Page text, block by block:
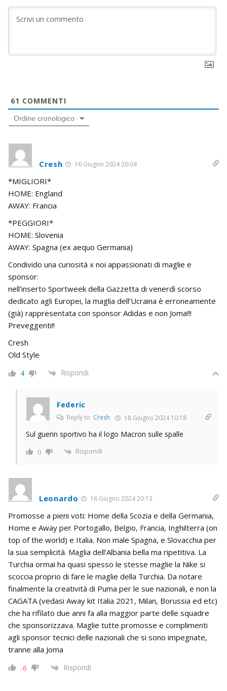
61 COMMENTI
Ordine cronologico
Cresh 16 Giugno 2024 20:04
*MIGLIORI*
HOME: England
AWAY: Francia
*PEGGIORI*
HOME: Slovenia
AWAY: Spagna (ex aequo Germania)
Condivido una curiosità x noi appassionati di maglie e
sponsor:
nell’inserto Sportweek della Gazzetta di venerdì scorso
dedicato agli Europei, la maglia dell’Ucraina è erroneamente
(già) rappresentata con sponsor Adidas e non Joma!!!
Preveggenti!!
Cresh
Old Style
4 Rispondi
Federic
Reply to Cresh 18 Giugno 2024 10:18
Sul guerin sportivo ha il logo Macron sulle spalle
0 Rispondi
Leonardo 16 Giugno 2024 20:13
Promosse a pieni voti: Home della Scozia e della Germania,
Home e Away per Portogallo, Belgio, Francia, Inghilterra (on
top of the world) e Italia. Non male Spagna, e Slovacchia per
la sua semplicità. Maglia dell’Albania bella ma ripetitiva. La
Turchia ormai ha quasi spesso le stesse maglie la Nike si
scoccia proprio di fare le maglie della Turchia. Da notare
finalmente la creatività di Puma per le sue nazionali, e non la
CAGATA (vedasi Away kit Italia 2021, Milan, Borussia ed etc)
che ha rifilato due anni fa alla maggior parte delle squadre
che sponsorizzava. Maglie tutte promosse e complimenti
agli sponsor tecnici delle nazionali che si sono impegnate,
tranne alla Joma
-6 Rispondi